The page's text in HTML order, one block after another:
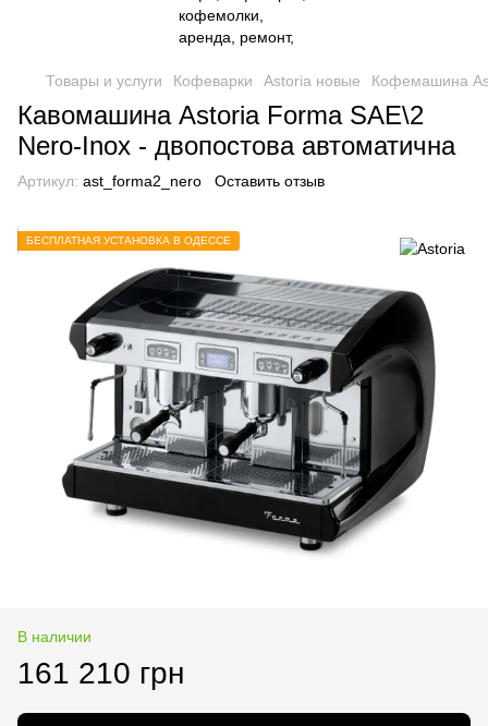
Товары и услуги Кофеварки Astoria новые Кофемашина
Кавомашина Astoria Forma SAE\2
Nero-Inox - двопостова автоматична
Артикул: ast_forma2_nero Оставить отзыв
БЕСПЛАТНАЯ УСТАНОВКА В ОДЕССЕ
В наличии
161 210 грн